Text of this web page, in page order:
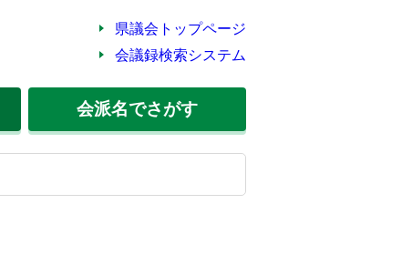
県議会トップページ
会議録検索システム
会派名でさがす